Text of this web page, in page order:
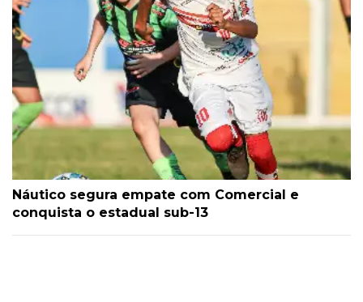
Náutico segura empate com Comercial e
conquista o estadual sub-13